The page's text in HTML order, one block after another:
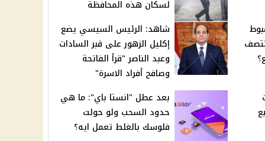
لسكان هذه المحافظة
شاهد: الرئيس السيسي يضع
إكليل الزهور على قبر السادات
وعبد الناصر "قرأ الفاتحة
وصافح أفراد الاسرة"
بعد عطل "انستا باي": ما هي
حدود السحب ولو حولت
فلوسك بالغلط تعمل ايه؟